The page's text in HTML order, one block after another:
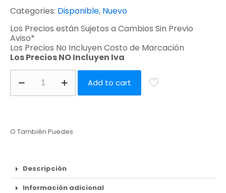
Categories: Disponible, Nuevo
Los Precios están Sujetos a Cambios Sin Previo
Aviso*
Los Precios No Incluyen Costo de Marcación
Los Precios NO Incluyen Iva
Add to cart
O También Puedes
Descripción
Información adicional